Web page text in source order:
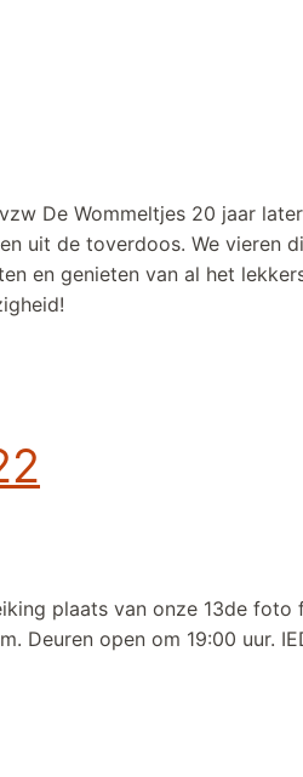
De Wommeltjes 20 jaar
uit de toverdoos. We vieren
en genieten van al het
plaats van onze 13de foto
Deuren open om 19:00 uur.